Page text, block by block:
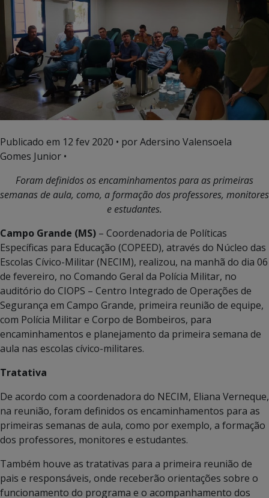
Publicado em 12 fev 2020 • por Adersino Valensoela
Gomes Junior •
Foram definidos os encaminhamentos para as primeiras
semanas de aula, como, a formação dos professores, monitores
e estudantes.
Campo Grande (MS) – Coordenadoria de Políticas
Específicas para Educação (COPEED), através do Núcleo das
Escolas Cívico-Militar (NECIM), realizou, na manhã do dia 06
de fevereiro, no Comando Geral da Polícia Militar, no
auditório do CIOPS – Centro Integrado de Operações de
Segurança em Campo Grande, primeira reunião de equipe,
com Polícia Militar e Corpo de Bombeiros, para
encaminhamentos e planejamento da primeira semana de
aula nas escolas cívico-militares.
Tratativa
De acordo com a coordenadora do NECIM, Eliana Verneque,
na reunião, foram definidos os encaminhamentos para as
primeiras semanas de aula, como por exemplo, a formação
dos professores, monitores e estudantes.
Também houve as tratativas para a primeira reunião de
pais e responsáveis, onde receberão orientações sobre o
funcionamento do programa e o acompanhamento dos